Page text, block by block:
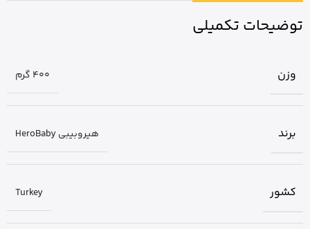
توضیحات تکمیلی
وزن 400 گرم
برند هیروبیبی HeroBaby
کشور Turkey